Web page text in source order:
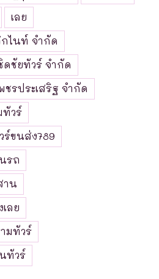
เลย
ไนท์ จำกัด
ดชัยทัวร์ จำกัด
ชรประเสริฐ จำกัด
ทัวร์
ร์ขนส่ง789
รถ
าน
ลย
มทัวร์
ทัวร์